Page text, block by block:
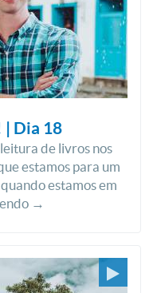
| Dia 18
de livros nos
estamos para um
estamos em
→